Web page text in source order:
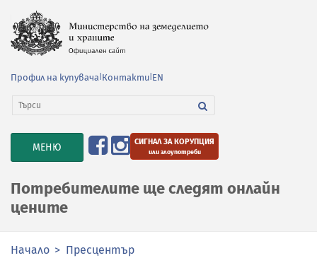
Профил на купувача Контакти EN
TOGGLE
NAVIGATION
МЕНЮ СИГНАЛ ЗА КОРУПЦИЯ
или злоупотреби
Потребителите ще следят онлайн
цените
Начало Пресцентър